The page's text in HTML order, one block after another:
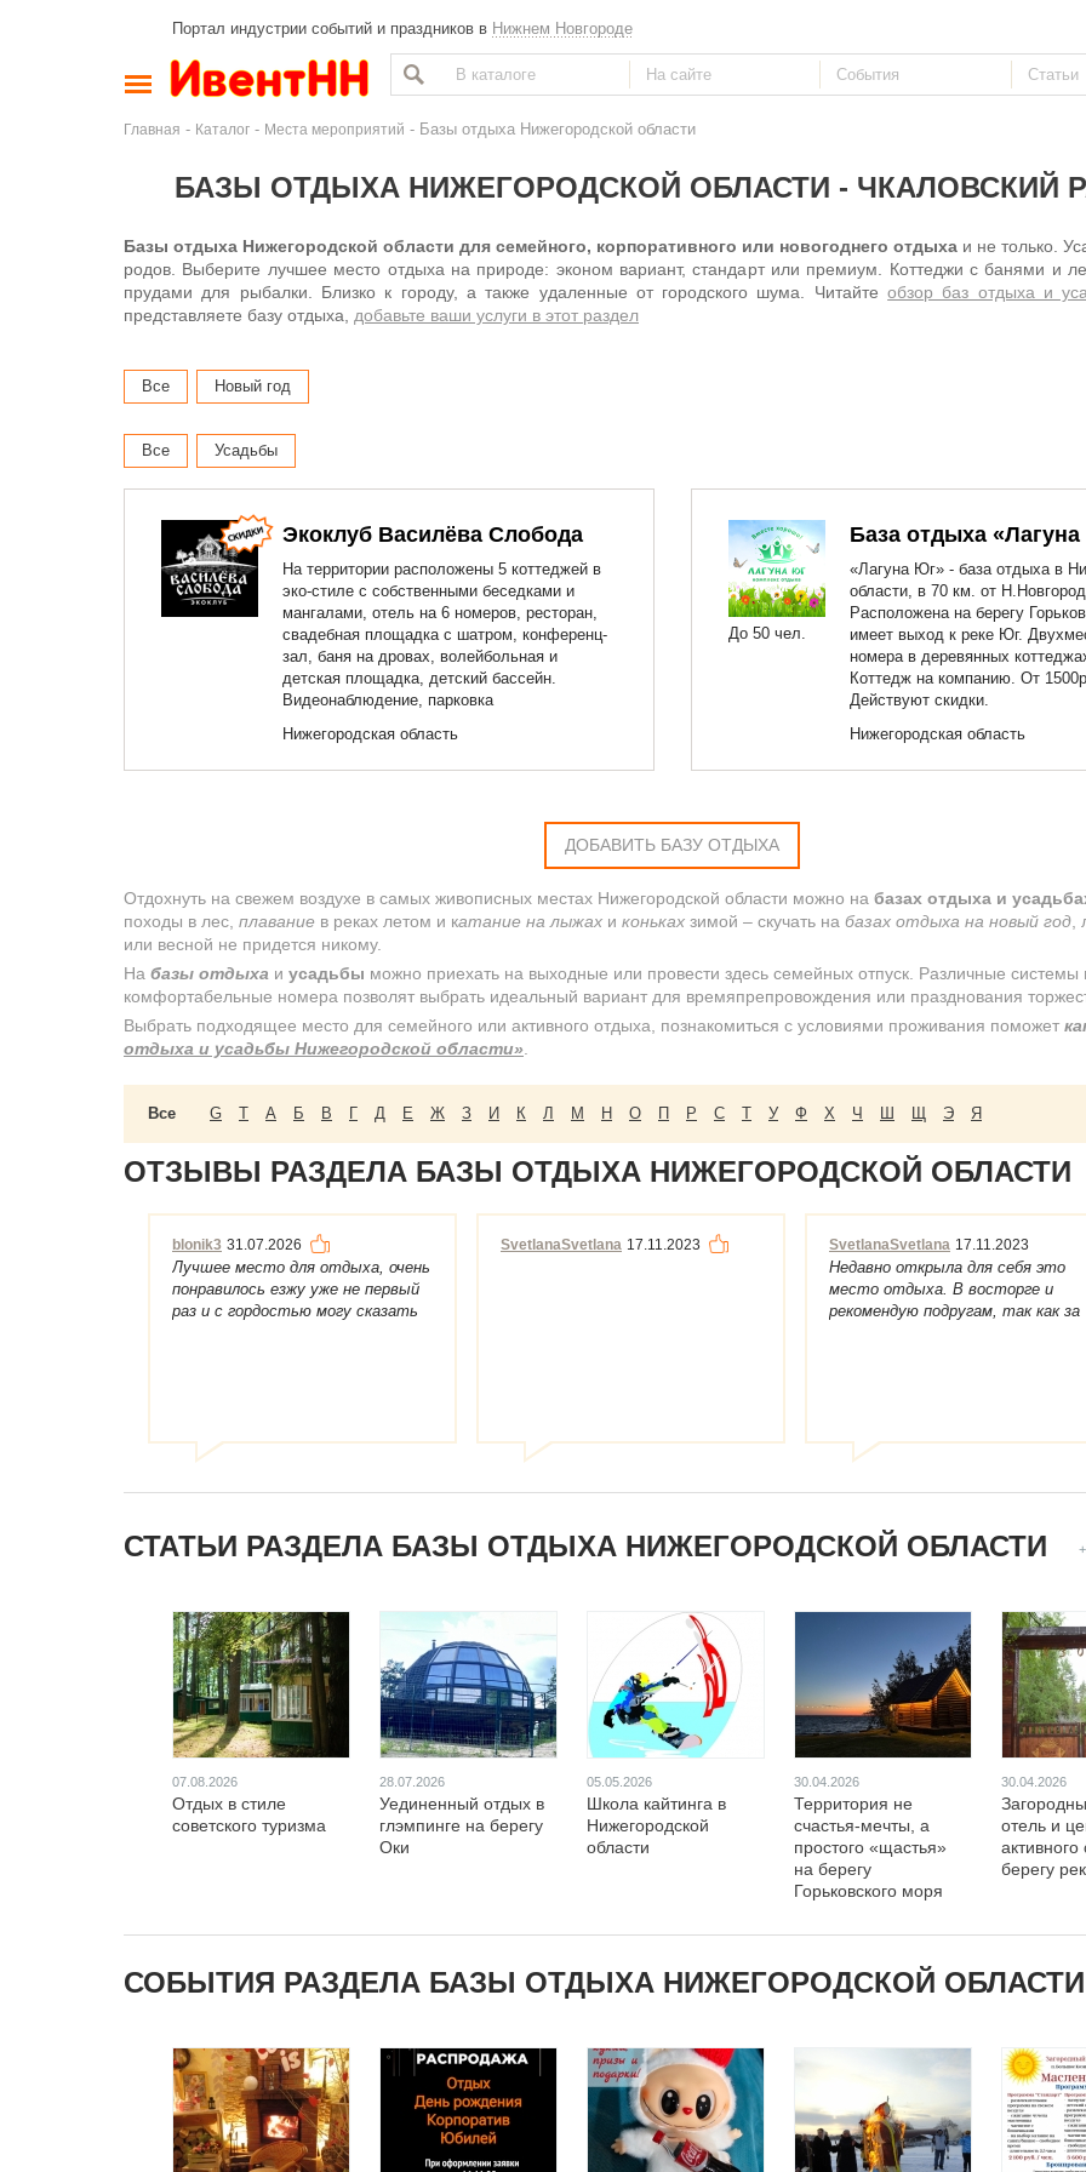
Портал индустрии событий и праздников в Нижнем Новгороде
Главная - Каталог - Места мероприятий - Базы отдыха Нижегородской области
БАЗЫ ОТДЫХА НИЖЕГОРОДСКОЙ ОБЛАСТИ - ЧКАЛОВСКИЙ
Базы отдыха Нижегородской области для семейного, корпоративного или новогоднего отдыха и не только.
родов. Выберите лучшее место отдыха на природе: эконом вариант, стандарт или премиум. Коттеджи с банями и
прудами для рыбалки. Близко к городу, а также удаленные от городского шума. Читайтеобзор баз отдыха и
представляете базу отдыха, добавьте ваши услуги в этот раздел
Все Новый год
Все Усадьбы
Экоклуб Василёва Слобода
На территории расположены 5 коттеджей в
эко-стиле с собственными беседками и
мангалами, отель на 6 номеров, ресторан,
свадебная площадка с шатром, конференц-
зал, баня на дровах, волейбольная и
детская площадка, детский бассейн.
Видеонаблюдение, парковка
Нижегородская область
До 50 чел.
База отдыха
«Лагуна Юг» - база отдыха в
области, в 70 км. от
Расположена на берегу
имеет выход к реке Юг.
номера в деревянных
Коттедж на компанию. От
Действуют скидки.
Нижегородская область
ДОБАВИТЬ БАЗУ ОТДЫХА
Отдохнуть на свежем воздухе в самых живописных местах Нижегородской области можно на базах отдыха и
походы в лес, плавание в реках летом и катание на лыжах и коньках зимой – скучать на базах отдыха на новый год
или весной не придется никому.
На базы отдыха и усадьбы можно приехать на выходные или провести здесь семейных отпуск. Различные системы
комфортабельные номера позволят выбрать идеальный вариант для времяпрепровождения или празднования
Выбрать подходящее место для семейного или активного отдыха, познакомиться с условиями проживания поможет
отдыха и усадьбы Нижегородской области»
Все G T А Б В Г Д Е Ж З И К Л М Н О П Р С Т У Ф Х Ч Ш Щ Э Я
ОТЗЫВЫ РАЗДЕЛА БАЗЫ ОТДЫХА НИЖЕГОРОДСКОЙ ОБЛАСТИ
blonik3 31.07.2026
Лучшее место для отдыха, очень
понравилось езжу уже не первый
раз и с гордостью могу сказать
SvetlanaSvetlana 17.11.2023 SvetlanaSvetlana 17.11.2023
Недавно открыла для себя это
место отдыха. В восторге и
рекомендую подругам, так как за
СТАТЬИ РАЗДЕЛА БАЗЫ ОТДЫХА НИЖЕГОРОДСКОЙ ОБЛАСТИ
07.08.2026
Отдых в стиле
советского туризма
28.07.2026
Уединенный отдых в
глэмпинге на берегу
Оки
05.05.2026
Школа кайтинга в
Нижегородской
области
30.04.2026
Территория не
счастья-мечты, а
простого «щастья»
на берегу
Горьковского моря
30.04.2026
отель и
берегу
СОБЫТИЯ РАЗДЕЛА БАЗЫ ОТДЫХА НИЖЕГОРОДСКОЙ ОБЛАСТИ